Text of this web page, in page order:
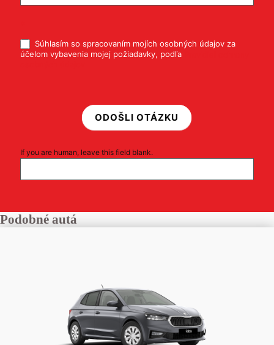
Súhlasím so spracovaním mojích osobných údajov za
účelom vybavenia mojej požiadavky, podľa
ODOŠLI OTÁZKU
If you are human, leave this field blank.
Podobné autá